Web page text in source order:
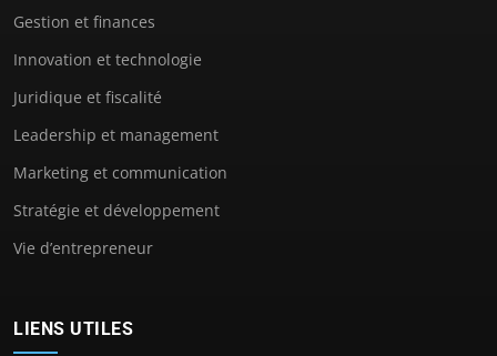
Gestion et finances
Innovation et technologie
Juridique et fiscalité
Leadership et management
Marketing et communication
Stratégie et développement
Vie d’entrepreneur
LIENS UTILES